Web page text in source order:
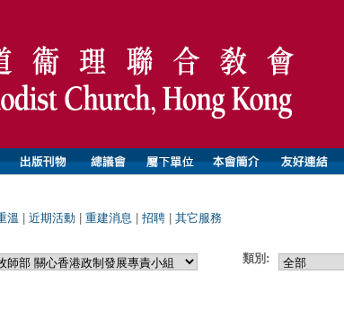
溫 近期活動 重建消息 招聘 其它服務
類別: